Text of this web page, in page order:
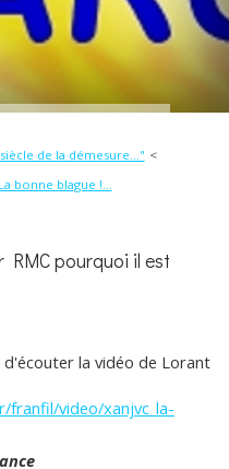
de la démesure..."
bonne blague !...
pourquoi il est
la vidéo de Lorant
franfil/video/xanjvc_la-